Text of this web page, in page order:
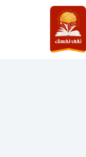
التجاوز
إلى
المحتوى